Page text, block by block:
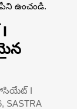
ఉంచండి.
I
SASTRA